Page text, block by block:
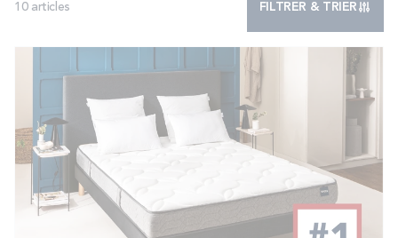
MATELAS
SOMMIERS
ENSEMBLES
ACCESSOIRES
10articles FILTRER & TRIER